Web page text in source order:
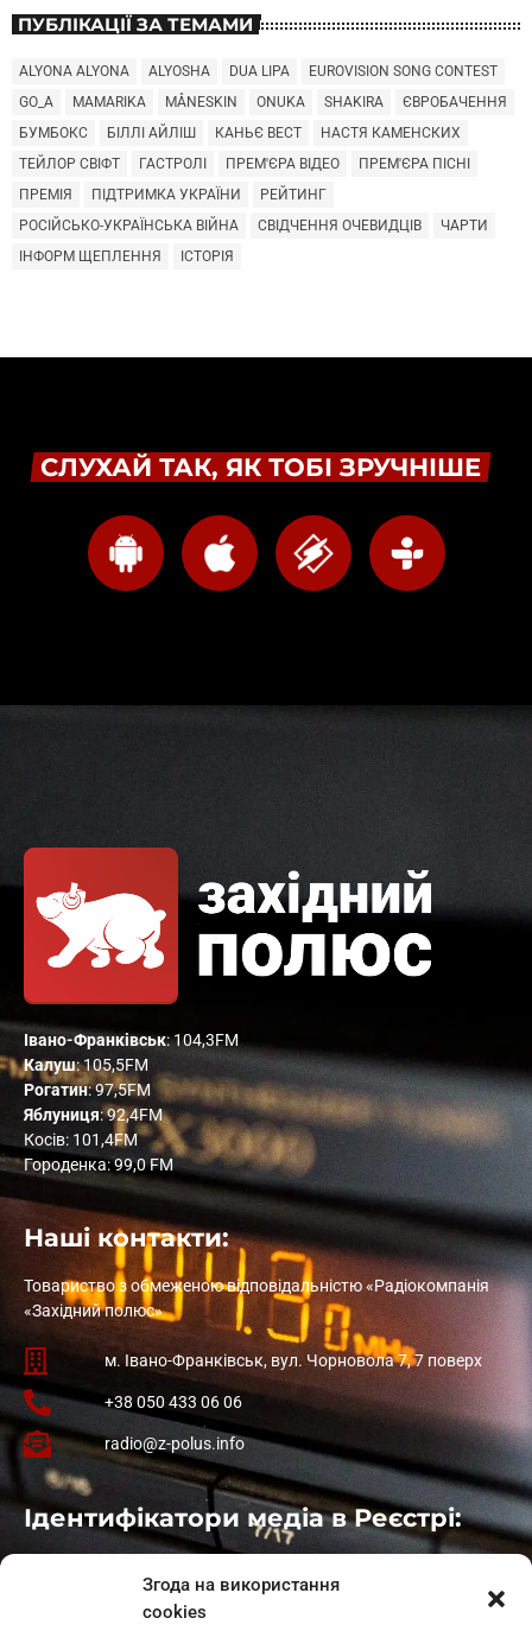
Згода на використання
cookies
ПУБЛІКАЦІЇ ЗА ТЕМАМИ
ALYONA ALYONA ALYOSHA DUA LIPA
EUROVISION SONG CONTEST
GO_A
MAMARIKA MÅNESKIN ONUKA SHAKIRA
ЄВРОБАЧЕННЯ
БУМБОКС
БІЛЛІ АЙЛІШ КАНЬЄ ВЕСТ
НАСТЯ КАМЕНСКИХ
ТЕЙЛОР СВІФТ
ГАСТРОЛІ ПРЕМ'ЄРА ВІДЕО
ПРЕМ'ЄРА ПІСНІ
ПРЕМІЯ
ПІДТРИМКА УКРАЇНИ
РЕЙТИНГ
РОСІЙСЬКО-УКРАЇНСЬКА ВІЙНА
СВІДЧЕННЯ ОЧЕВИДЦІВ
ЧАРТИ
ІНФОРМ ЩЕПЛЕННЯ
ІСТОРІЯ
СЛУХАЙ ТАК, ЯК ТОБІ ЗРУЧНІШЕ
Івано-Франківськ: 104,3FM
Калуш: 105,5FM
Рогатин: 97,5FM
Яблуниця: 92,4FM
Косів: 101,4FM
Городенка: 99,0 FM
Наші контакти:
Товариство з обмеженою відповідальністю «Радіокомпанія
«Західний полюс»
м. Івано-Франківськ, вул. Чорновола 7, 7 поверх
+38 050 433 06 06
radio@z-polus.info
Ідентифікатори медіа в Реєстрі:
: L11-01410
: L11-01801